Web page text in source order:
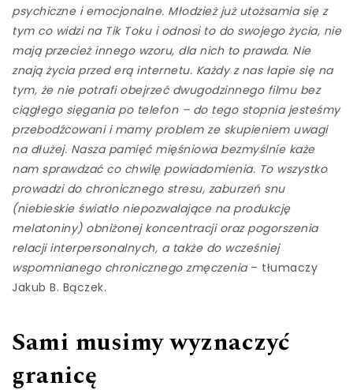
psychiczne i emocjonalne. Młodzież już utożsamia się z
tym co widzi na Tik Toku i odnosi to do swojego życia, nie
mają przecież innego wzoru, dla nich to prawda. Nie
znają życia przed erą internetu. Każdy z nas łapie się na
tym, że nie potrafi obejrzeć dwugodzinnego filmu bez
ciągłego sięgania po telefon – do tego stopnia jesteśmy
przebodźcowani i mamy problem ze skupieniem uwagi
na dłużej. Nasza pamięć mięśniowa bezmyślnie każe
nam sprawdzać co chwilę powiadomienia. To wszystko
prowadzi do chronicznego stresu, zaburzeń snu
(niebieskie światło niepozwalające na produkcję
melatoniny) obniżonej koncentracji oraz pogorszenia
relacji interpersonalnych, a także do wcześniej
wspomnianego chronicznego zmęczenia– tłumaczy
Jakub B. Bączek.
Sami musimy wyznaczyć
granicę